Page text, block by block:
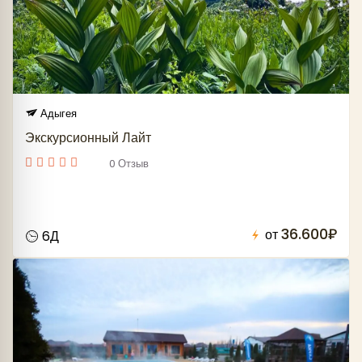
Адыгея
Экскурсионный Лайт
0 Отзыв
6Д от36.600₽